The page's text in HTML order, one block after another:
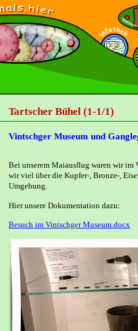
Tartscher Bühel (1-1/1)
Vintschger Museum und
Bei unserem Maiausflug waren wir im
wir viel über die Kupfer-, Bronze-,
Umgebung.
Hier unsere Dokumentation dazu:
Besuch im Vintschger Museum.docx